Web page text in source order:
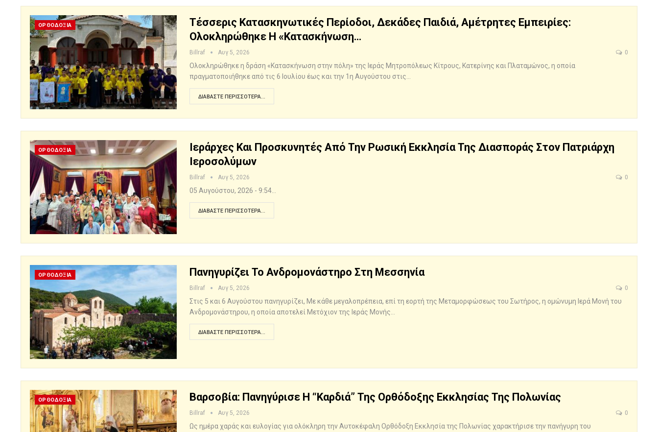
ΟΡΘΟΔΟΞΙΑ
Τέσσερις Κατασκηνωτικές Περίοδοι, Δεκάδες Παιδιά, Αμέτρητες Εμπειρίες:
Ολοκληρώθηκε Η «Κατασκήνωση…
Billraf Αυγ 5, 2026 0
Ολοκληρώθηκε η δράση «Κατασκήνωση στην πόλη» της Ιεράς Μητροπόλεως Κίτρους, Κατερίνης και Πλαταμώνος, η οποία
πραγματοποιήθηκε από τις 6 Ιουλίου έως και την 1η Αυγούστου στις…
ΔΙΑΒΆΣΤΕ ΠΕΡΙΣΣΌΤΕΡΑ...
ΟΡΘΟΔΟΞΙΑ
Ιεράρχες Και Προσκυνητές Από Την Ρωσική Εκκλησία Της Διασποράς Στον Πατριάρχη
Ιεροσολύμων
Billraf Αυγ 5, 2026 0
05 Αυγούστου, 2026 - 9:54…
ΔΙΑΒΆΣΤΕ ΠΕΡΙΣΣΌΤΕΡΑ...
ΟΡΘΟΔΟΞΙΑ Πανηγυρίζει Το Ανδρομονάστηρο Στη Μεσσηνία
Billraf Αυγ 5, 2026 0
Στις 5 και 6 Αυγούστου πανηγυρίζει, Με κάθε μεγαλοπρέπεια, επί τη εορτή της Μεταμορφώσεως του Σωτήρος, η ομώνυμη Ιερά Μονή του
Ανδρομονάστηρου, η οποία αποτελεί Μετόχιον της Ιεράς Μονής…
ΔΙΑΒΆΣΤΕ ΠΕΡΙΣΣΌΤΕΡΑ...
ΟΡΘΟΔΟΞΙΑ Βαρσοβία: Πανηγύρισε Η “καρδιά” Της Ορθόδοξης Εκκλησίας Της Πολωνίας
Billraf Αυγ 5, 2026 0
Ως ημέρα χαράς και ευλογίας για ολόκληρη την Αυτοκέφαλη Ορθόδοξη Εκκλησία της Πολωνίας χαρακτήρισε την πανήγυρη του